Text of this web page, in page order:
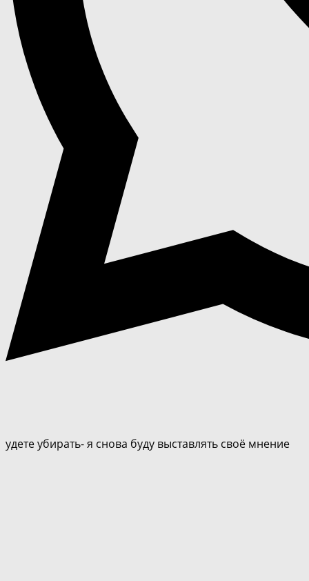
удете убирать- я снова буду выставлять своё мнение